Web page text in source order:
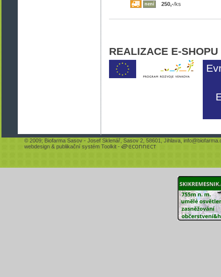
není 250,-/ks
REALIZACE E-
© 2009; Biofarma Sasov - Josef Sklenář, Sasov 2, 58601, Jihlava,
webdesign & publikační systém Toolkit -